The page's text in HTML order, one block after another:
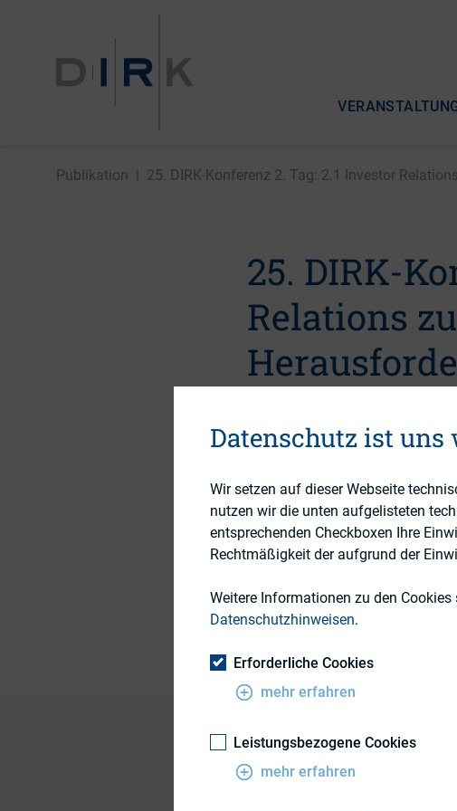
Publikation 25. DIRK-Konferenz 2. Tag: 2.1 Investor
25. DIRK-
Relations
21. Juni 2022
Themengebiete
Publikationsform
Investoren, Proxy
Datenschutz ist
Wir setzen auf dieser Webseite
nutzen wir die unten aufgelisteten
entsprechenden Checkboxen Ihre
Rechtmäßigkeit der aufgrund der
Weitere Informationen zu den
Datenschutzhinweisen.
Erforderliche Cookies
mehr erfahren
Leistungsbezogene Cookies
mehr erfahren